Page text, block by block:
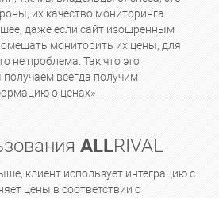
их качество мониторинга
даже если сайт изощренным
мониторить их цены, для
не проблема. Так что это
получаем всегда получим
о ценах»
ALLRIVAL
клиент использует интеграцию с
цены в соответствии с